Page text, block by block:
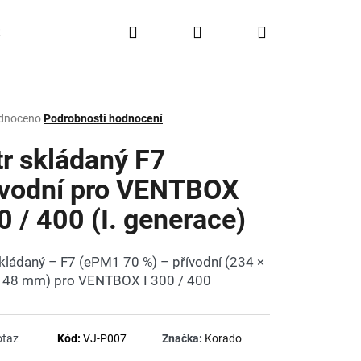
Doprava a platba Značky
Hledat PřihlášeníNákupní
Podrobnosti hodnocení
skládaný F7
pro VENTBOX
/ 400 (I. generace)
– F7 (ePM1 70 %) – přívodní (234 ×
mm) pro VENTBOX I 300 / 400
Kód: VJ-P007 Značka: Korado